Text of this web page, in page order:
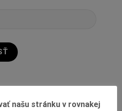
našu stránku v rovnakej